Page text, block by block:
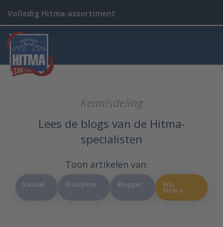
Volledig Hitma-assortiment
Kennisdeling
Lees de blogs van de Hitma-
specialisten
Toon artikelen van:
Kanaal Discipline Blogger Wis
filters